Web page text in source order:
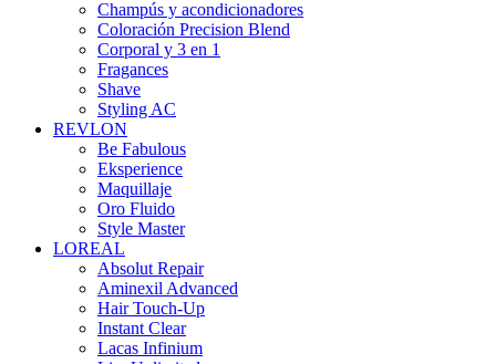
Champús y acondicionadores
Coloración Precision Blend
Corporal y 3 en 1
Fragances
Shave
Styling AC
REVLON
Be Fabulous
Eksperience
Maquillaje
Oro Fluido
Style Master
LOREAL
Absolut Repair
Aminexil Advanced
Hair Touch-Up
Instant Clear
Lacas Infinium